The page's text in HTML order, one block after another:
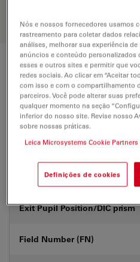
Technical Specs
Product Number
Correction Ring (CORR)
Coverglass
Exit Pupil Position/DIC prism
Field Number (FN)
Nós e nossos fornecedores usamos
rastreamento para coletar dados
análises, melhorar sua experiência
anúncios e conteúdo personalizados
esses e outros sites e permitir que
redes sociais. Ao clicar em “Aceitar
com isso e com o compartilhamento
parceiros. Você pode alterar suas
qualquer momento na seção
inferior do nosso site. Revise nosso
sobre nossas práticas.
Leica Microsystems Cookie Partners
Definições de cookies